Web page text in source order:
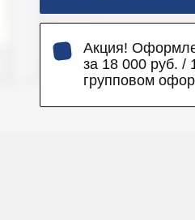
Акция!
за 18 000 руб. /
групповом